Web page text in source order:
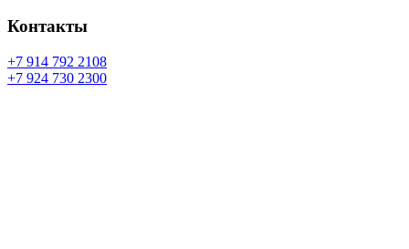
Контакты
+7 914 792 2108
+7 924 730 2300